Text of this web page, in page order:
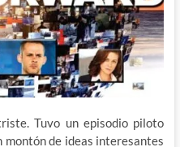
Tuvo un episodio piloto
montón de ideas interesantes